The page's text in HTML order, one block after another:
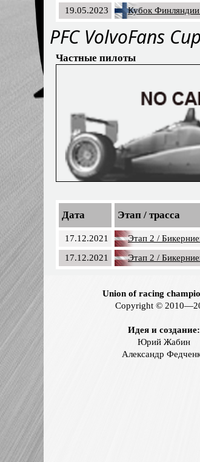
19.05.2023
Кубок
PFC VolvoFans
Частные пилоты
Дата Этап / трасса
17.12.2021 Этап 2 /
17.12.2021
Этап 2 /
Union of racing
Copyright ©
Идея и создание:
Юрий Жабин
Александр